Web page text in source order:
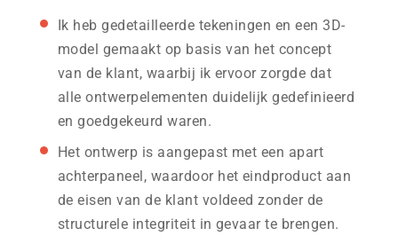
Ik heb gedetailleerde tekeningen en een 3D-
model gemaakt op basis van het concept
van de klant, waarbij ik ervoor zorgde dat
alle ontwerpelementen duidelijk gedefinieerd
en goedgekeurd waren.
Het ontwerp is aangepast met een apart
achterpaneel, waardoor het eindproduct aan
de eisen van de klant voldeed zonder de
structurele integriteit in gevaar te brengen.